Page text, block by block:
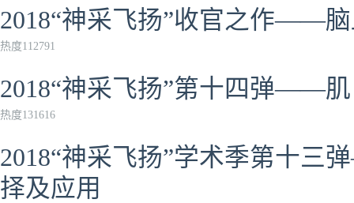
2018“神采飞扬”收官之作——
热度112791
2018“神采飞扬”第十四弹——
热度131616
2018“神采飞扬”学术季第十
择及应用